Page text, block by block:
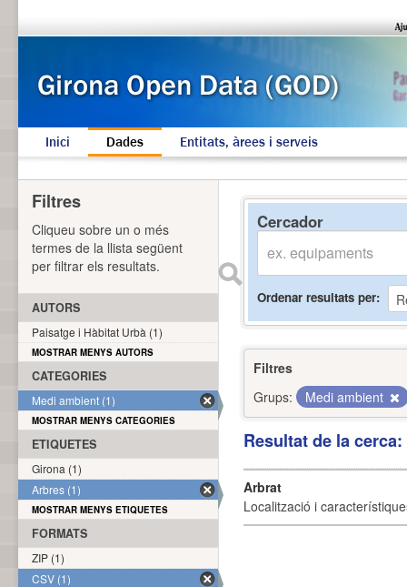
Inici Dades Entitats, àrees i serveis
Cercador
Ordenar resultats per
Filtres
Grups:
Medi ambient
Resultat de la
Arbrat
Localització i
Filtres
Cliqueu sobre un o més
termes de la llista següent
per filtrar els resultats.
AUTORS
Paisatge i Hàbitat Urbà (1)
MOSTRAR MENYS AUTORS
CATEGORIES
Medi ambient (1)
MOSTRAR MENYS CATEGORIES
ETIQUETES
Girona (1)
Arbres (1)
MOSTRAR MENYS ETIQUETES
FORMATS
ZIP (1)
CSV (1)